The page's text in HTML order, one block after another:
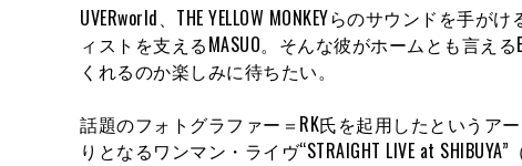
UVERworld、THE YELLOW MONKEYらのサウンドを
ィストを支えるMASUO。そんな彼がホームとも言え
くれるのか楽しみに待ちたい。
話題のフォトグラファー＝RK氏を起用したというア
りとなるワンマン・ライヴ“STRAIGHT LIVE at